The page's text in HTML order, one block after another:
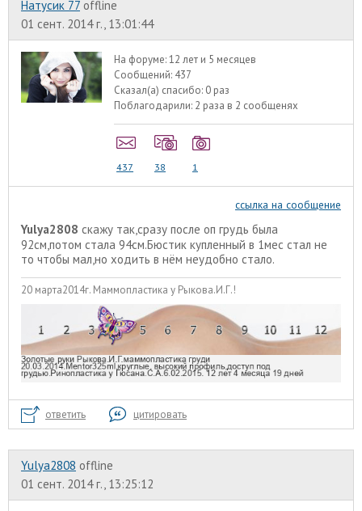
Натусик 77 offline
01 сент. 2014 г., 13:01:44
На форуме:12 лет и 5 месяцев
Сообщений: 437
Сказал(а) спасибо: 0 раз
Поблагодарили: 2 раза в 2 сообщенях
437 38 1
ссылка на сообщение
Yulya2808 скажу так,сразу после оп грудь была
92см,потом стала 94см.Бюстик купленный в 1мес стал не
то чтобы мал,но ходить в нём неудобно стало.
20 марта2014г. Маммопластика у Рыкова.И.Г.!
ответить цитировать
Yulya2808 offline
01 сент. 2014 г., 13:25:12